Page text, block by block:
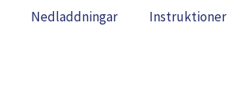
Nedladdningar Instruktioner